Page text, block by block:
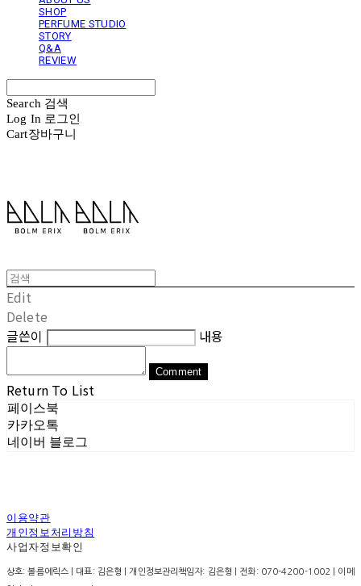
SHOP
PERFUME STUDIO
STORY
Q&A
REVIEW
Search 검색
Log In 로그인
Cart장바구니
Edit
Delete
글쓴이
내용
Comment
Return To List
페이스북
카카오톡
네이버 블로그
이용약관
개인정보처리방침
사업자정보확인
상호: 볼름에릭스 | 대표: 김은형 | 개인정보관리책임자: 김은형 | 전화: 070-4200-1002 | 이메